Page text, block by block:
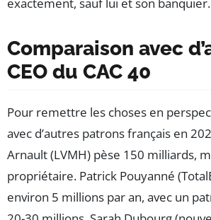
Comparaison avec
CEO du CAC 40
Pour remettre les choses en
avec d’autres patrons français en
Arnault (LVMH) pèse 150 milliards,
propriétaire. Patrick Pouyanné
environ 5 millions par an, avec un